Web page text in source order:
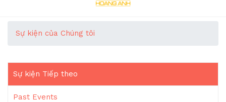
Sự kiện của Chúng tôi
Sự kiện Tiếp theo
Past Events